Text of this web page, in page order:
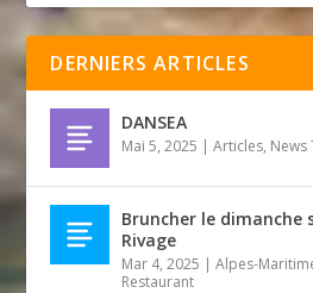
DERNIERS ARTICLES
DANSEA
Mai 5, 2025 |Articles, News
Bruncher le dimanche
Rivage
Mar 4, 2025 |Alpes-
Restaurant